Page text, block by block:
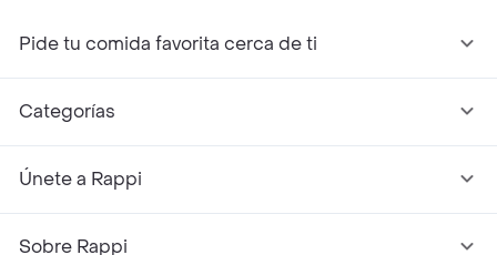
Pide tu comida favorita cerca de ti
Categorías
Únete a Rappi
Sobre Rappi